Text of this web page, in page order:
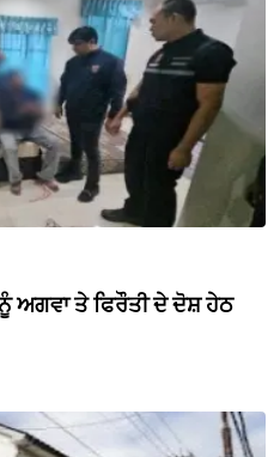
ਅਗਵਾ ਤੇ ਫਿਰੌਤੀ ਦੇ ਦੋਸ਼ ਹੇਠ